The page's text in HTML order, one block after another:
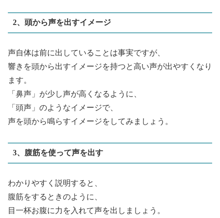
2、頭から声を出すイメージ
声自体は前に出していることは事実ですが、
響きを頭から出すイメージを持つと高い声が出やすくなり
ます。
「鼻声」が少し声が高くなるように、
「頭声」のようなイメージで、
声を頭から鳴らすイメージをしてみましょう。
3、腹筋を使って声を出す
わかりやすく説明すると、
腹筋をするときのように、
目一杯お腹に力を入れて声を出しましょう。